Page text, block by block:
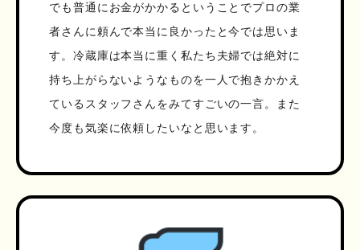
でも普通にお金がかかるということでプロの業
者さんに頼んで本当に良かったと今では思いま
す。冷蔵庫は本当に重く私たち夫婦では絶対に
持ち上がらないようなものを一人で抱きかかえ
ているスタッフさんをみてすごいの一言。また
今度も気楽に依頼したいなと思います。